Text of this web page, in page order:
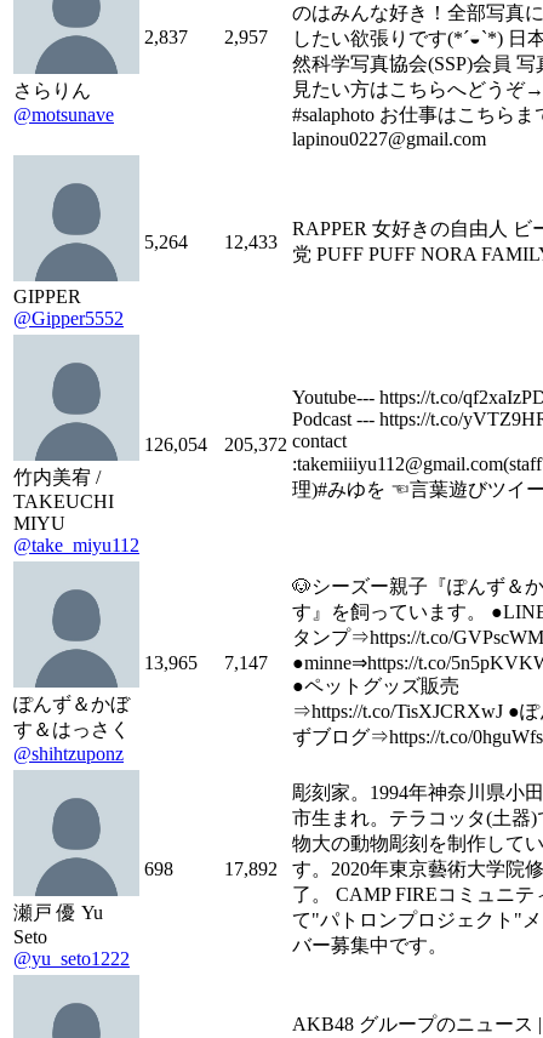
さらりん
@motsunave
2,837 2,957
のはみんな好き！全部写真
したい欲張りです(*´◒`*) 日
然科学写真協会(SSP)会員 写
見たい方はこちらへどうぞ→
#salaphoto お仕事はこちら
lapinou0227@gmail.com
GIPPER
@Gipper5552
5,264 12,433
RAPPER 女好きの自由人 ビ
党 PUFF PUFF NORA
竹内美宥 /
TAKEUCHI
MIYU
@take_miyu112
126,054 205,372
Youtube--- https://t.co/
Podcast --- https://t.co/
contact
理)#みゆを ☜言葉遊びツイ
ぽんず＆かぼ
す＆はっさく
@shihtzuponz
13,965 7,147
🐶シーズー親子『ぽんず＆
す』を飼っています。
タンプ⇒https://t.co/
●minne⇒https://t.co/
●ペットグッズ販売
⇒https://t.co/TisXJCRXwJ ●
ずブログ⇒https://t.co/
瀬戸 優 Yu
Seto
@yu_seto1222
698 17,892
彫刻家。1994年神奈川県小
市生まれ。テラコッタ(土器)
物大の動物彫刻を制作して
す。2020年東京藝術大学院修
了。 CAMP FIREコミュニテ
て"パトロンプロジェクト"
バー募集中です。
AKB48 グループのニュース